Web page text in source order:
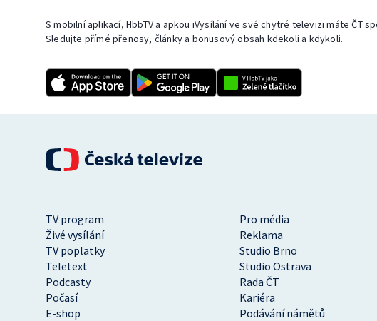
S mobilní aplikací, HbbTV a apkou iVysílání ve své chytré televizi máte ČT
Sledujte přímé přenosy, články a bonusový obsah kdekoli a kdykoli.
TV program
Pro média
Živé vysílání
Reklama
TV poplatky
Studio Brno
Teletext
Studio Ostrava
Podcasty
Rada ČT
Počasí
Kariéra
E-shop
Podávání námětů